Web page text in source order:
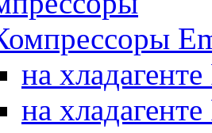
на
на